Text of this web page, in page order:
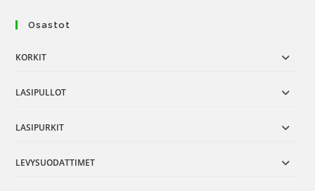
Osastot
KORKIT
LASIPULLOT
LASIPURKIT
LEVYSUODATTIMET